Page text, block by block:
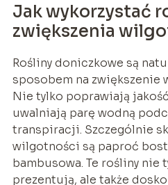
Jak wykorzystać
zwiększenia
Rośliny doniczkowe są
sposobem na zwiększenie
Nie tylko poprawiają
uwalniają parę wodną
transpiracji. Szczególnie
wilgotności są paproć
bambusowa. Te rośliny nie
prezentują, ale także